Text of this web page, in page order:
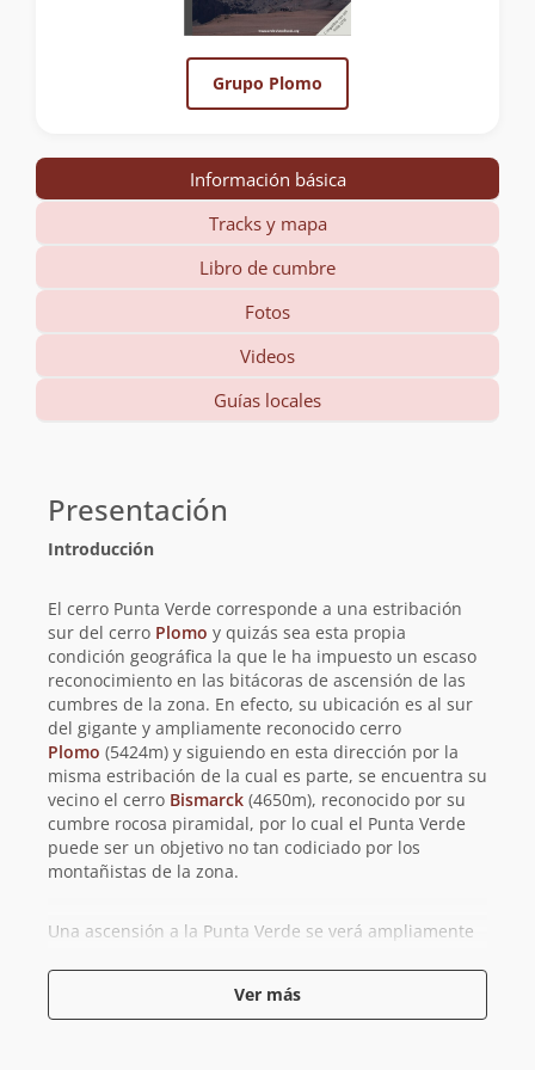
Grupo Plomo
Información básica
Tracks y mapa
Libro de cumbre
Fotos
Videos
Guías locales
básica
Presentación
Introducción
El cerro Punta Verde corresponde a una estribación
sur del cerro Plomo y quizás sea esta propia
condición geográfica la que le ha impuesto un escaso
reconocimiento en las bitácoras de ascensión de las
cumbres de la zona. En efecto, su ubicación es al sur
del gigante y ampliamente reconocido cerro
Plomo (5424m) y siguiendo en esta dirección por la
misma estribación de la cual es parte, se encuentra su
vecino el cerro Bismarck (4650m), reconocido por su
cumbre rocosa piramidal, por lo cual el Punta Verde
puede ser un objetivo no tan codiciado por los
montañistas de la zona.
Una ascensión a la Punta Verde se verá ampliamente
dominan la visión hacia el oeste del valle del río
Molina mientras que al oriente el gran valle del río
Olivares.
Ver más